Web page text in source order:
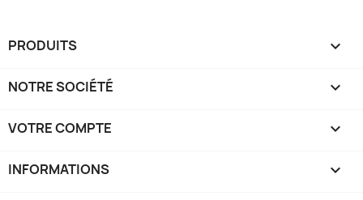
PRODUITS 
NOTRE SOCIÉTÉ 
VOTRE COMPTE 
INFORMATIONS keyboard_arrow_down